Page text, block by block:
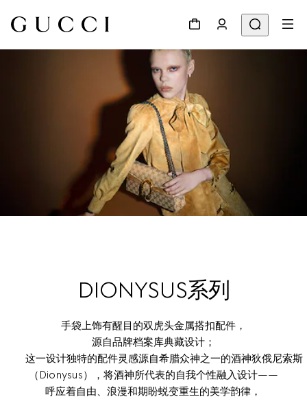
DIONYSUS系列
手袋上饰有醒目的双虎头金属搭扣配件，
源自品牌档案库典藏设计；
这一设计独特的配件灵感源自希腊众神之一的酒神狄俄尼索斯
（Dionysus），将酒神所代表的自我个性融入设计——
呼应着自由、浪漫和期盼蜕变重生的美学韵律，